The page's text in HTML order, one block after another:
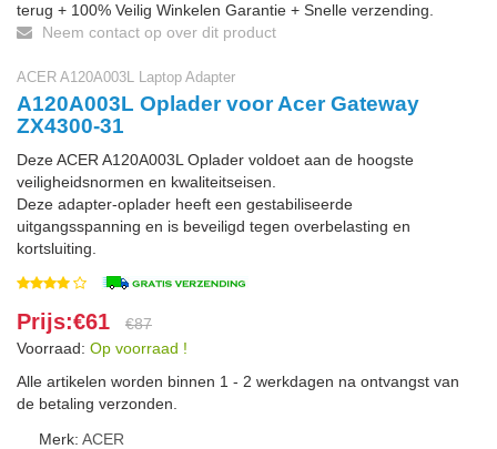
terug + 100% Veilig Winkelen Garantie + Snelle verzending.
Neem contact op over dit product
ACER A120A003L Laptop Adapter
A120A003L Oplader voor Acer Gateway
ZX4300-31
Deze ACER A120A003L Oplader voldoet aan de hoogste
veiligheidsnormen en kwaliteitseisen.
Deze adapter-oplader heeft een gestabiliseerde
uitgangsspanning en is beveiligd tegen overbelasting en
kortsluiting.
Prijs:€61
€87
Voorraad: Op voorraad !
Alle artikelen worden binnen 1 - 2 werkdagen na ontvangst van
de betaling verzonden.
Merk: ACER